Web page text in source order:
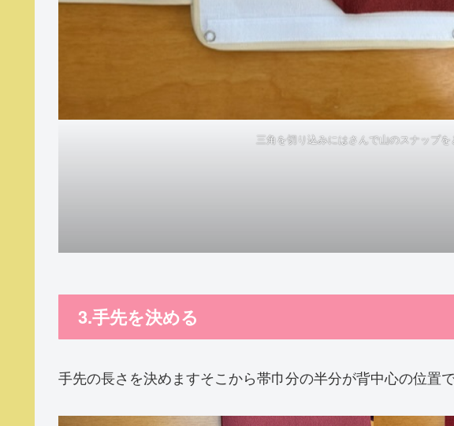
三角を切り込みにはさんで山のスナップを
3.手先を決める
手先の長さを決めますそこから帯巾分の半分が背中心の位置